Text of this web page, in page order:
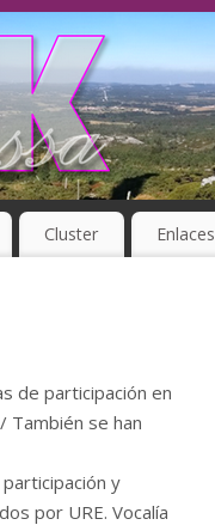
Cluster Enlaces
de participación en
se han
y
por URE. Vocalía